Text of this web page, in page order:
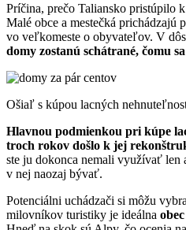
Príčina, prečo Taliansko pristúpilo
Malé obce a mestečká prichádzajú
vo veľkomeste o obyvateľov. V
domy zostanú schátrané, čomu
Ošiaľ s kúpou lacných
Hlavnou podmienkou pri kúpe
troch rokov došlo k jej
ste ju dokonca nemali využívať len
v nej naozaj bývať.
Potenciálni uchádzači si môžu
milovníkov turistiky je ideálna